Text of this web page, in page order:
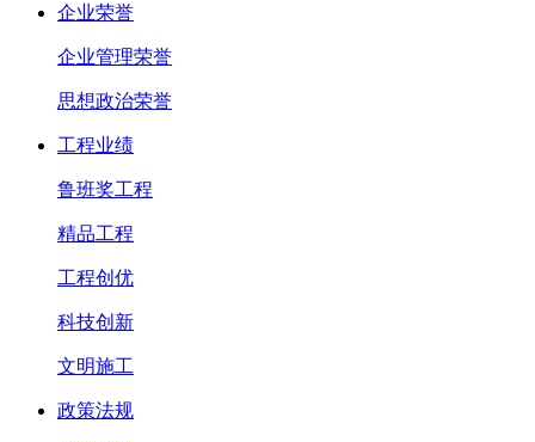
企业荣誉
企业管理荣誉
思想政治荣誉
工程业绩
鲁班奖工程
精品工程
工程创优
科技创新
文明施工
政策法规